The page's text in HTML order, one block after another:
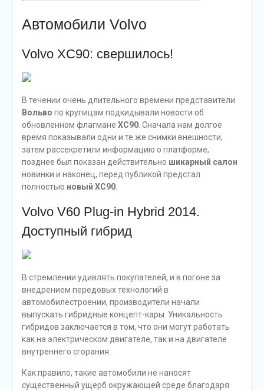
Автомобили Volvo
Volvo XC90: свершилось!
В течении очень длительного времени представители
Вольво по крупицам подкидывали новости об
обновленном флагмане XC90. Сначала нам долгое
время показывали одни и те же снимки внешности,
затем рассекретили информацию о платформе,
позднее был показан действительно шикарный салон
новинки и наконец, перед публикой предстал
полностью новый XC90.
Volvo V60 Plug-in Hybrid 2014.
Доступный гибрид
В стремлении удивлять покупателей, и в погоне за
внедрением передовых технологий в
автомобилестроении, производители начали
выпускать гибридные концепт-кары. Уникальность
гибридов заключается в том, что они могут работать
как на электрическом двигателе, так и на двигателе
внутреннего сгорания.
Как правило, такие автомобили не наносят
существенный ущерб окружающей среде благодаря